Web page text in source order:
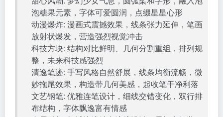
泡糖果元素，字体可爱圆润，点缀星星心形
动漫爆炸: 漫画式震撼效果，线条张力延伸，笔画
放射状爆发，营造强烈视觉冲击
科技方块: 结构对比鲜明、几何分割重组，排列规
整，未来科技感强烈
清逸笔迹: 手写风格自然舒展，线条均衡流畅，微
妙拖尾效果，构造带几何美感，起收笔干净利落
文艺钢笔: 优雅连笔设计，细线交错变化，双行排
布结构，字体飘逸富有情感